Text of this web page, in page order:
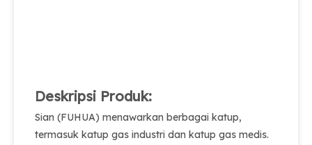
Deskripsi Produk:
Sian (FUHUA) menawarkan berbagai katup,
termasuk katup gas industri dan katup gas medis.